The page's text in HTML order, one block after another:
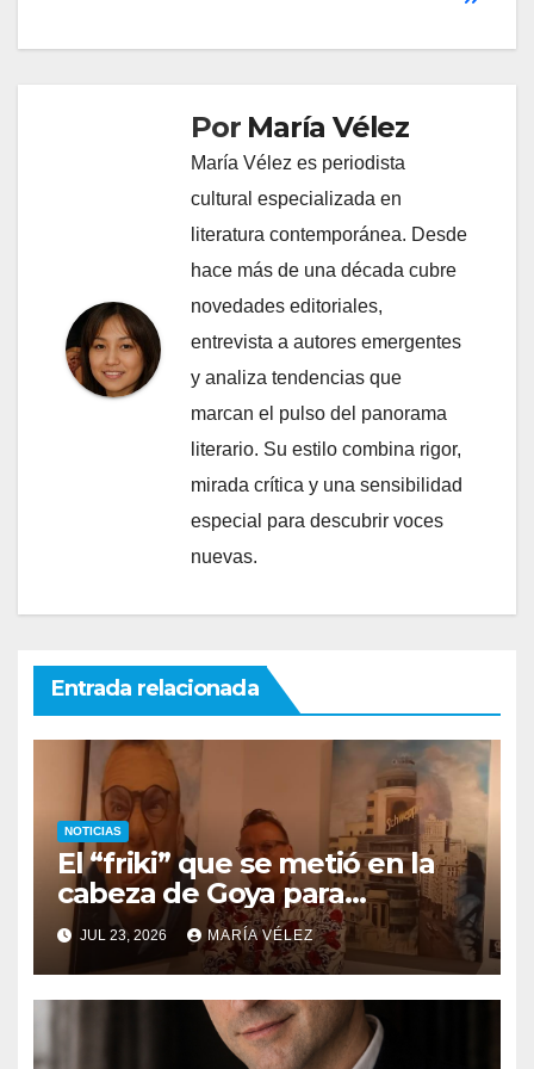
Por María Vélez
María Vélez es periodista
cultural especializada en
literatura contemporánea. Desde
hace más de una década cubre
novedades editoriales,
entrevista a autores emergentes
y analiza tendencias que
marcan el pulso del panorama
literario. Su estilo combina rigor,
mirada crítica y una sensibilidad
especial para descubrir voces
nuevas.
Entrada relacionada
NOTICIAS
El “friki” que se metió en la
cabeza de Goya para
descubrir qué esconden sus
monstruos
JUL 23, 2026 MARÍA VÉLEZ